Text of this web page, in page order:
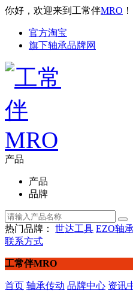
你好，欢迎来到工常伴MRO ！
官方淘宝
旗下轴承品牌网
产品
产品
品牌
热门品牌： 世达工具 EZO轴承
联系方式
工常伴MRO
首页 轴承传动 品牌中心 资讯